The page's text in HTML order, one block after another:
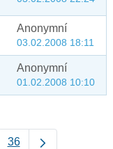
Anonymní
03.02.2008 18:11
Anonymní
01.02.2008 10:10
36